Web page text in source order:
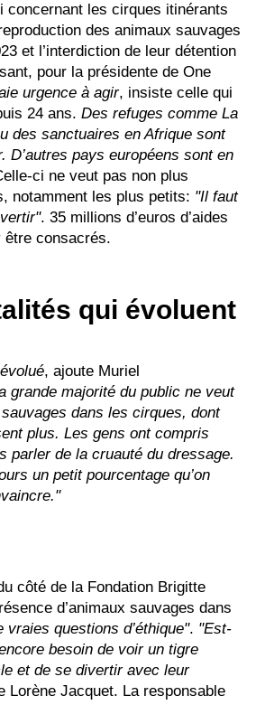
concernant les cirques itinérants
des animaux sauvages
et l’interdiction de leur détention
pour la présidente de One
urgence à agir, insiste celle qui
24 ans. Des refuges comme La
des sanctuaires en Afrique sont
D’autres pays européens sont en
ci ne veut pas non plus
notamment les plus petits: "Il faut
. 35 millions d’euros d’aides
être consacrés.
qui évoluent
, ajoute Muriel
grande majorité du public ne veut
dans les cirques, dont
plus. Les gens ont compris
parler de la cruauté du dressage.
un petit pourcentage qu’on
côté de la Fondation Brigitte
d’animaux sauvages dans
vraies questions d’éthique". "Est-
besoin de voir un tigre
et de se divertir avec leur
Lorène Jacquet. La responsable